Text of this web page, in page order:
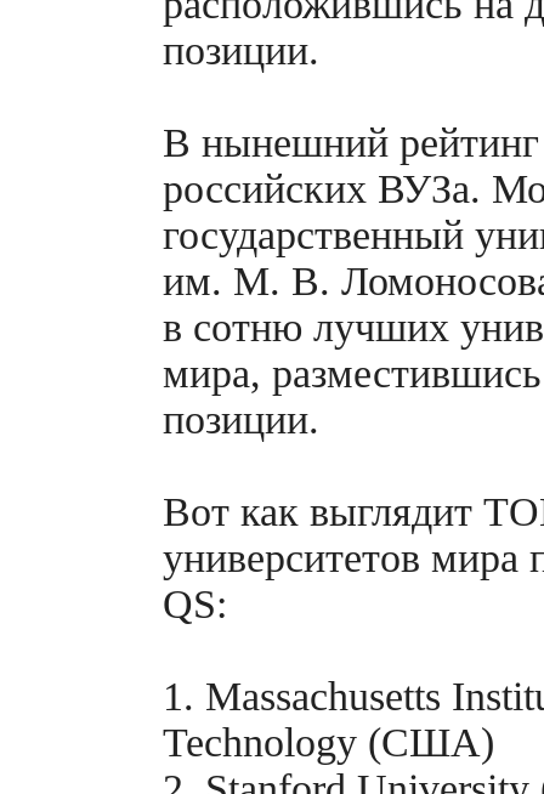
позиции.
В нынешний
российских ВУЗа.
государственный
им. М. В.
в сотню лучших
мира,
позиции.
Вот как выглядит
университетов мира
QS:
1. Massachusetts
Technology (США)